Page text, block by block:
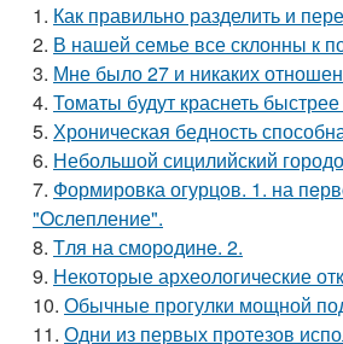
1. Как правильно разделить и
2. В нашей семье все склонны к
3. Мне было 27 и никаких
4. Томаты будут краснеть
5. Хроническая бедность
6. Небольшой сицилийский
7. Формировка огурцoв. 1. на
"Oслепление".
8. Tля на сморoдинe. 2.
9. Некоторые археологические
10. Обычные прогулки мощной
11. Одни из первых протезов